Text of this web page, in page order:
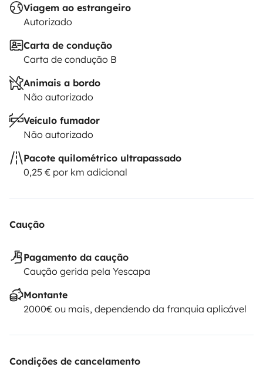
Viagem ao estrangeiro
Autorizado
Carta de condução
Carta de condução B
Animais a bordo
Não autorizado
Veículo fumador
Não autorizado
Pacote quilométrico ultrapassado
0,25 € por km adicional
Caução
Pagamento da caução
Caução gerida pela Yescapa
Montante
2000€ ou mais, dependendo da franquia aplicável
Condições de cancelamento